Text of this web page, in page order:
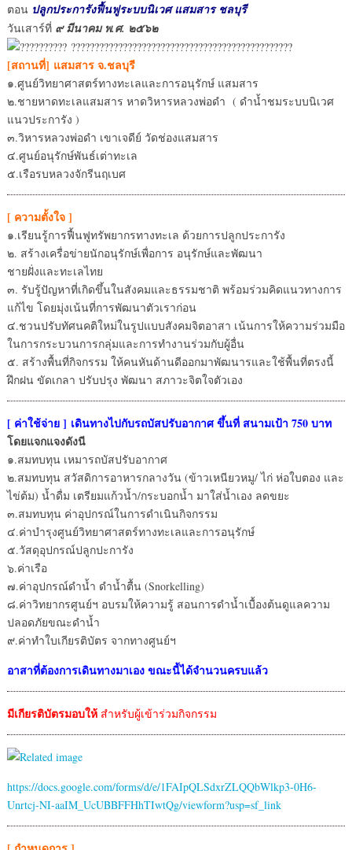
ตอน ปลูกประการังฟื้นฟูระบบนิเวศ แสมสาร ชลบุรี
วันเสาร์ที่ ๙ มีนาคม พ.ศ. ๒๕๖๒
[สถานที่] แสมสาร จ.ชลบุรี
๑.ศูนย์วิทยาศาสตร์ทางทะเลและการอนุรักษ์ แสมสาร
๒.ชายหาดทะเลแสมสาร หาดวิหารหลวงพ่อดำ ( ดำน้ำชมระบบนิเวศ
แนวประการัง )
๓.วิหารหลวงพ่อดำ เขาเจดีย์ วัดช่องแสมสาร
๔.ศูนย์อนุรักษ์พันธ์เต่าทะเล
๕.เรือรบหลวงจักรีนฤเบศ
[ ความตั้งใจ ]
๑.เรียนรู้การฟื้นฟูทรัพยากรทางทะเล ด้วยการปลูกประการัง
๒. สร้างเครื่อข่ายนักอนุรักษ์เพื่อการ อนุรักษ์และพัฒนา
ชายฝั่งและทะเลไทย
๓. รับรู้ปัญหาที่เกิดขึ้นในสังคมและธรรมชาติ พร้อมร่วมคิดแนวทางการ
แก้ไข โดยมุ่งเน้นที่การพัฒนาตัวเราก่อน
๔.ชวนปรับทัศนคติใหม่ในรูปแบบสังคมจิตอาสา เน้นการให้ความร่วมมือ
ในการกระบวนการกลุ่มและการทำงานร่วมกับผู้อื่น
๕. สร้างพื้นที่กิจกรรม ให้คนหันด้านดีออกมาพัฒนารและใช้พื้นที่ตรงนี้
ฝึกฝน ขัดเกลา ปรับปรุง พัฒนา สภาวะจิตใจตัวเอง
[ ค่าใช้จ่าย ] เดินทางไปกับรถบัสปรับอากาศ ขึ้นที่ สนามเป้า 750 บาท
โดยแจกแจงดังนี
๑.สมทบทุน เหมารถบัสปรับอากาศ
๒.สมทบทุน สวัสดิการอาหารกลางวัน (ข้าวเหนียวหมู/ ไก่ ห่อใบตอง และ
ไข่ต้ม) น้ำดื่ม เตรียมแก้วน้ำ/กระบอกน้ำ มาใส่น้ำเอง ลดขยะ
๓.สมทบทุน ค่าอุปกรณ์ในการดำเนินกิจกรรม
๔.ค่าบำรุงศูนย์วิทยาศาสตร์ทางทะเลและการอนุรักษ์
๕.วัสดุอุปกรณ์ปลูกปะการัง
๖.ค่าเรือ
๗.ค่าอุปกรณ์ดำน้ำ ดำน้ำตื้น (Snorkelling)
๘.ค่าวิทยากรศูนย์ฯ อบรมให้ความรู้ สอนการดำน้ำเบื้องต้นดูแลความ
ปลอดภัยขณะดำน้ำ
๙.ค่าทำใบเกียรติบัตร จากทางศูนย์ฯ
อาสาที่ต้องการเดินทางมาเอง ขณะนี้ได้จำนวนครบแล้ว
มีเกียรติบัตรมอบให้สำหรับผู้เข้าร่วมกิจกรรม
https://docs.google.com/forms/d/e/1FAIpQLSdxrZLQQbWlkp3-0H6-
Unrtcj-NI-aaIM_UcUBBFFHhTIwtQg/viewform?usp=sf_link